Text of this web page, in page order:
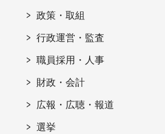
政策・取組
行政運営・監査
職員採用・人事
財政・会計
広報・広聴・報道
選挙